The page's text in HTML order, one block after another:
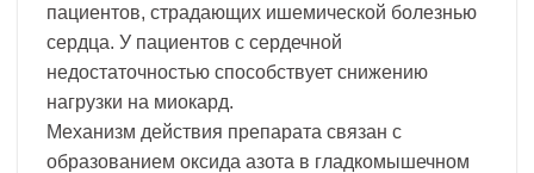
пациентов, страдающих ишемической болезнью
сердца. У пациентов с сердечной
недостаточностью способствует снижению
нагрузки на миокард.
Механизм действия препарата связан с
образованием оксида азота в гладкомышечном